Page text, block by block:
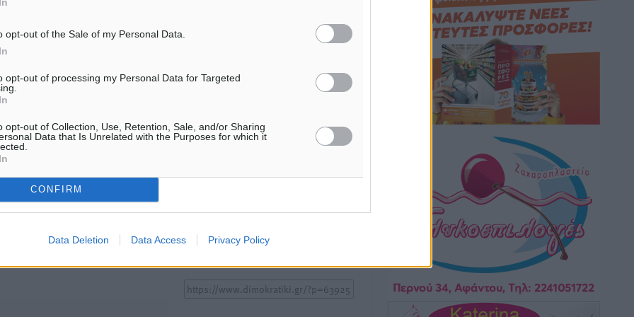
opt-out of the Sale of my Personal Data.
opt-out of processing my Personal Data for Targeted
opt-out of Collection, Use, Retention, Sale, and/or Sharing
Data that Is Unrelated with the Purposes for which it
CONFIRM
Data Deletion Data Access Privacy Policy
ανακαινισμένο δημοτικό
τουριστικό γραφείο στην Πάτμο
Οι συναντήσεις που είχε κατά την
06.08.26 · 17:51
Η Δημοκρατική δεν υιοθετεί
όποια σχόλια θεωρούμε
Χρήστες που δεν τηρούν
Υπενθύμιση:
συνδέσμου παραπομπής προς το
“Η Ευρώπη αντιμετώπιζε το
προσφυγικό σαν ταινία τρόμου” – Η
συγκλονιστική μαρτυρία της Χαρούλας
Γιασιράνη στον RV για τα γεγονότα που
οδήγησαν στο Σύμφωνο της Λέρου
Τοπικές Ειδήσεις • πριν 2 ώρες
Συναυλία με τον Γιάννη Κότσιρα στις
πριν 2 ώρες
Έκτακτη συνεδρίαση της Δημοτικής
Επιτροπής Ρόδου αύριο Παρασκευή 7
Αυγούστου
Τοπικές Ειδήσεις
ΑΕΡΑ: Δεν σταματάει να ενισχύεται,
νέο απόκτημα ο Μητρόπουλος